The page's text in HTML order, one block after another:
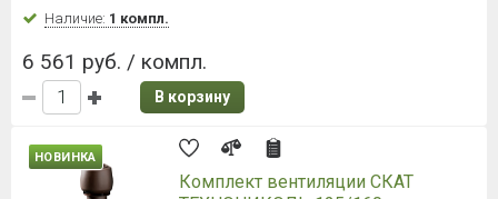
Наличие: 1 компл.
6 561 руб. / компл.
В корзину
НОВИНКА
Комплект вентиляции СКАТ